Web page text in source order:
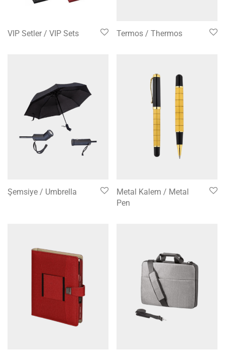
VIP Setler / VIP Sets Termos / Thermos
Şemsiye / Umbrella
Metal Kalem / Metal
Pen